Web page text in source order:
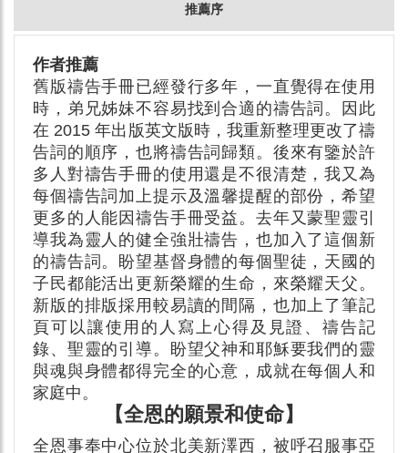
推薦序
作者推薦
舊版禱告手冊已經發行多年，一直覺得在使用
時，弟兄姊妹不容易找到合適的禱告詞。因此
在 2015 年出版英文版時，我重新整理更改了禱
告詞的順序，也將禱告詞歸類。後來有鑒於許
多人對禱告手冊的使用還是不很清楚，我又為
每個禱告詞加上提示及溫馨提醒的部份，希望
更多的人能因禱告手冊受益。去年又蒙聖靈引
導我為靈人的健全強壯禱告，也加入了這個新
的禱告詞。盼望基督身體的每個聖徒，天國的
子民都能活出更新榮耀的生命，來榮耀天父。
新版的排版採用較易讀的間隔，也加上了筆記
頁可以讓使用的人寫上心得及見證、禱告記
錄、聖靈的引導。盼望父神和耶穌要我們的靈
與魂與身體都得完全的心意，成就在每個人和
家庭中。
【全恩的願景和使命】
全恩事奉中心位於北美新澤西，被呼召服事亞